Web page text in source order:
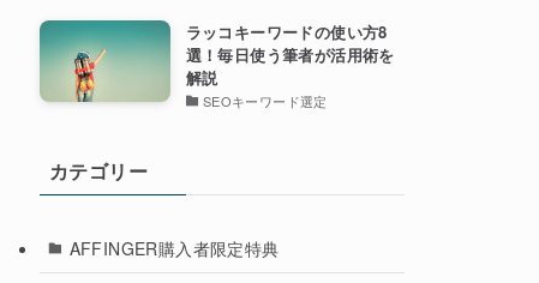
ラッコキーワードの使い方8
選！毎日使う筆者が活用術を
解説
SEOキーワード選定
カテゴリー
AFFINGER購入者限定特典